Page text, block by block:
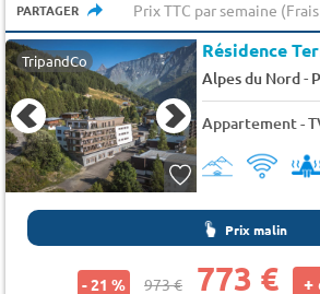
PARTAGER Prix TTC par semaine
TripandCo Résidence
Alpes du Nord-
Prix malin
- 21 % 973 € 773 € +